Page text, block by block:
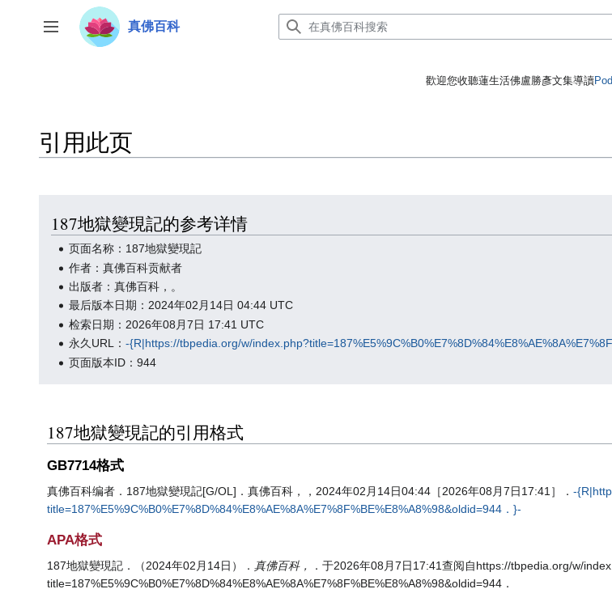
转开关侧边栏
真佛百科
歡迎您收聽蓮生活佛盧勝彥文集導讀
引用此页
187地獄變現記的参考详情
页面名称：187地獄變現記
作者：真佛百科贡献者
出版者：真佛百科，。
最后版本日期：2024年02月14日 04:44 UTC
检索日期：2026年08月7日 17:41 UTC
永久URL：-{R|https://tbpedia.org/w/
页面版本ID：944
187地獄變現記的引用格式
GB7714格式
真佛百科编者．187地獄變現記[G/OL]．真佛百科，，2024年02月14日04:44［2026年08月7日17:41］． -
title=187%E5%9C%B0%E7%8D%84%E8%AE%8A%E7%8F%BE%E8%A8%98&oldid=944．}-
APA格式
187地獄變現記．（2024年02月14日）． 真佛百科，
．于2026年08月7日17:41查阅自https://tbpedia.org/w/
title=187%E5%9C%B0%E7%8D%84%E8%AE%8A%E7%8F%BE%E8%A8%98&oldid=944．